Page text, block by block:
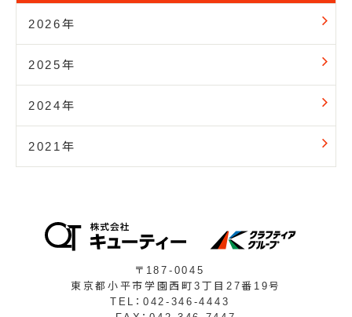
2026年
2025年
2024年
2021年
〒187-0045
東京都小平市学園西町3丁目27番19号
TEL：042-346-4443